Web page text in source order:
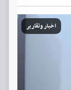
اخبار وتقارير